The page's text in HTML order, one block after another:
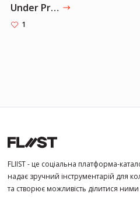
Under Pressure - Remastered
1
FLIIST - це соціальна платформа-
надає зручний інструментарій для
та створює можливість ділитися ними